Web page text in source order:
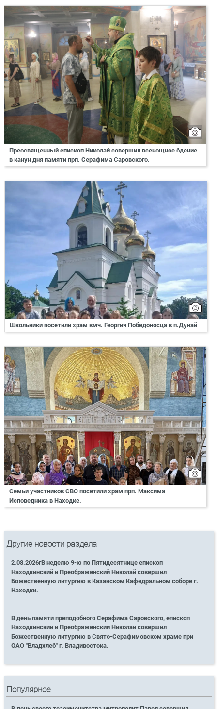
Преосвященный епископ Николай совершил всенощное бдение
в канун дня памяти прп. Серафима Саровского.
Школьники посетили храм вмч. Георгия Победоносца в п.Дунай
Семьи участников СВО посетили храм прп. Максима
Исповедника в Находке.
Другие новости раздела
2.08.2026гВ неделю 9-ю по Пятидесятнице епископ
Находкинский и Преображенский Николай совершил
Божественную литургию в Казанском Кафедральном соборе г.
Находки.
В день памяти преподобного Серафима Саровского, епископ
Находкинский и Преображенский Николай совершил
Божественную литургию в Свято-Серафимовском храме при
ОАО "Владхлеб" г. Владивостока.
Популярное